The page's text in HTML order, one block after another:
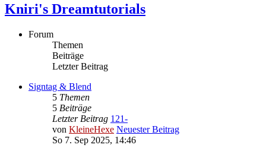
Kniri's Dreamtutorials
Forum
Themen
Beiträge
Letzter Beitrag
Signtag & Blend
5 Themen
5 Beiträge
Letzter Beitrag 121-
von KleineHexe Neuester Beitrag
So 7. Sep 2025, 14:46